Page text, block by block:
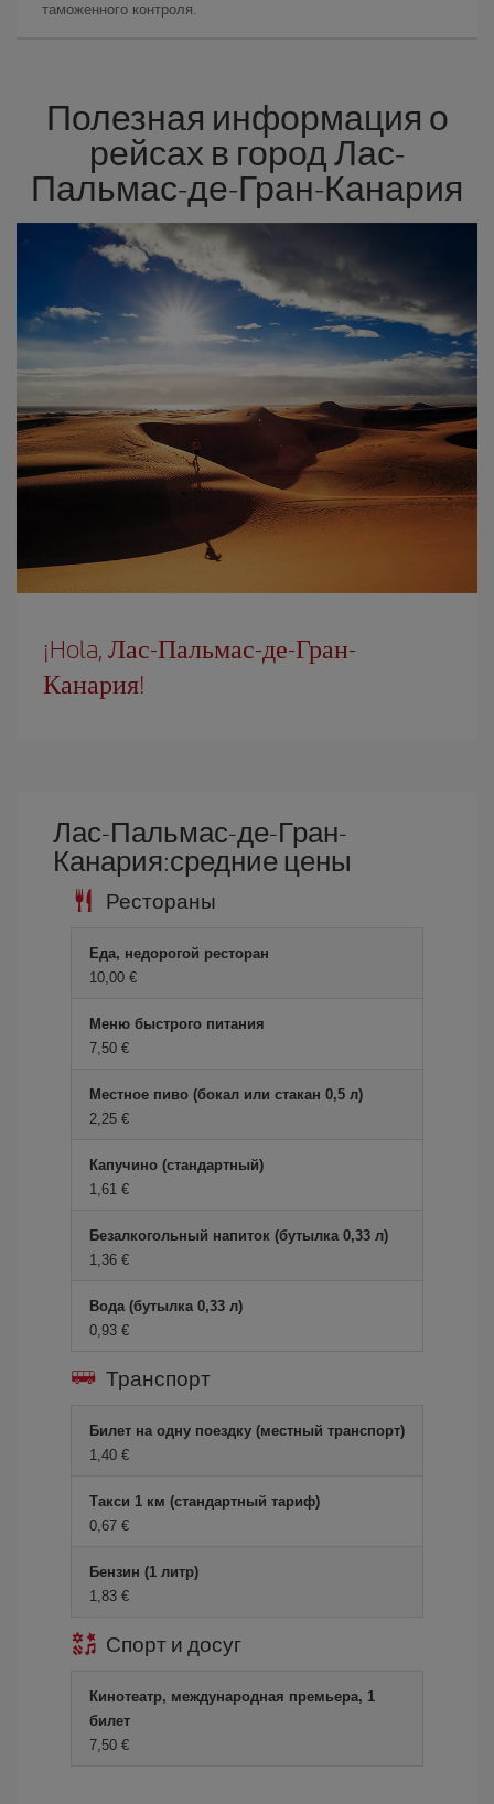
таможенного контроля.
Полезная информация о
рейсах в город Лас-
Пальмас-де-Гран-Канария
¡Hola, Лас-Пальмас-де-Гран-
Канария!
Лас-Пальмас-де-Гран-
Канария:средние цены
Рестораны
Еда, недорогой ресторан
10,00 €
Меню быстрого питания
7,50 €
Местное пиво (бокал или стакан 0,5 л)
2,25 €
Капучино (стандартный)
1,61 €
Безалкогольный напиток (бутылка 0,33 л)
1,36 €
Вода (бутылка 0,33 л)
0,93 €
Транспорт
Билет на одну поездку (местный транспорт)
1,40 €
Такси 1 км (стандартный тариф)
0,67 €
Бензин (1 литр)
1,83 €
Спорт и досуг
Кинотеатр, международная премьера, 1
билет
7,50 €